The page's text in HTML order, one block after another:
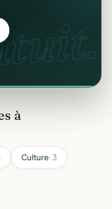
à
Culture· 3